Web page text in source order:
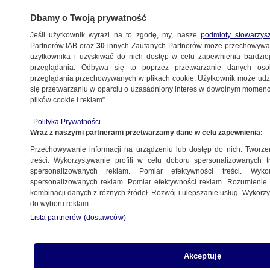
BIZNES
Z KRAJU
klientów. Teraz wypłacą rekompensaty
24.09.2024, 09:58
Udostępnij
Prezes Urzędu Ochrony Konkurencji i
wydał decyzję zobowiązującą UPC do zwrotu
Dbamy o Twoją prywatność
Jeśli użytkownik wyrazi na to zgodę, my, naszepodmioty
Partnerów IAB oraz30 innych Zaufanych Partnerów może
użytkownika i uzyskiwać do nich dostęp w celu zapewnienia
przeglądania. Odbywa się to poprzez przetwarzanie danych
przeglądania przechowywanych w plikach cookie. Użytkownik może
się przetwarzaniu w oparciu o uzasadniony interes w dowolnym
plików cookie i reklam”.
Polityka Prywatności
Wraz z naszymi partnerami przetwarzamy dane w celu zapewnienia:
Przechowywanie informacji na urządzeniu lub dostęp do nich.
treści. Wykorzystywanie profili w celu doboru spersonalizowanych
spersonalizowanych reklam. Pomiar efektywności treści.
spersonalizowanych reklam. Pomiar efektywności reklam.
kombinacji danych z różnych źródeł. Rozwój i ulepszanie usług.
do wyboru reklam.
Lista partnerów (dostawców)
Akceptuję